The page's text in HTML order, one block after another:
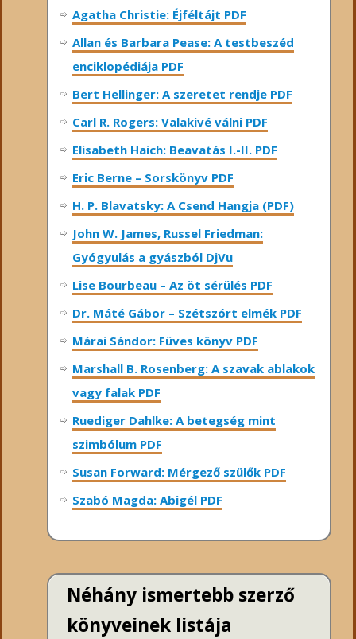
Agatha Christie: Éjféltájt PDF
Allan és Barbara Pease: A testbeszéd
enciklopédiája PDF
Bert Hellinger: A ​szeretet rendje PDF
Carl R. Rogers: Valakivé válni PDF
Elisabeth Haich: Beavatás I.-II. PDF
Eric Berne – Sorskönyv PDF
H. P. Blavatsky: A Csend Hangja (PDF)
John W. James, Russel Friedman:
Gyógyulás a gyászból DjVu
Lise Bourbeau – Az öt sérülés PDF
Dr. Máté Gábor – Szétszórt elmék PDF
Márai Sándor: Füves könyv PDF
Marshall B. Rosenberg: A szavak ablakok
vagy falak PDF
Ruediger Dahlke: A betegség mint
szimbólum PDF
Susan Forward: Mérgező szülők PDF
Szabó Magda: Abigél PDF
Néhány ismertebb szerző
könyveinek listája